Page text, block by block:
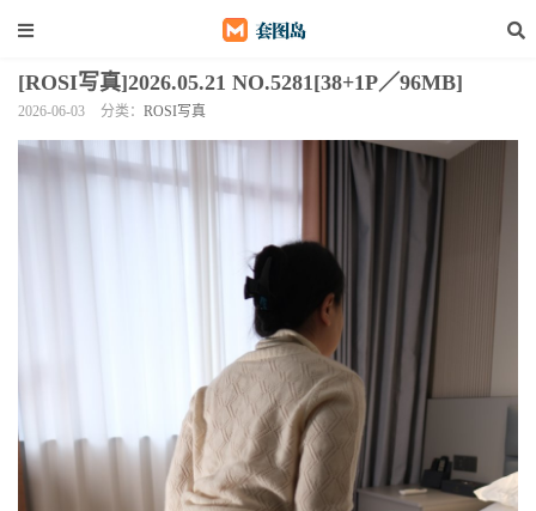
[ROSI写真]2026.05.21 NO.5281[38+1P／96MB]
2026-06-03 分类： ROSI写真